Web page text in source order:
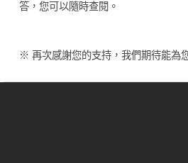
答，您可以隨時查閱。
※ 再次感謝您的支持，我們期待能為